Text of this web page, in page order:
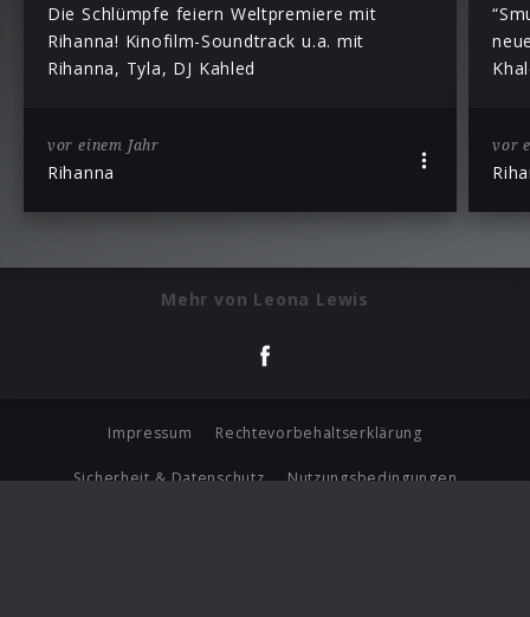
Die Schlümpfe feiern Weltpremiere mit
Rihanna! Kinofilm-Soundtrack u.a. mit
Rihanna, Tyla, DJ Kahled
vor einem Jahr
Rihanna
vor
Mehr von Leona Lewis
Impressum Rechtevorbehaltserklärung
Sicherheit & Datenschutz Nutzungsbedingungen